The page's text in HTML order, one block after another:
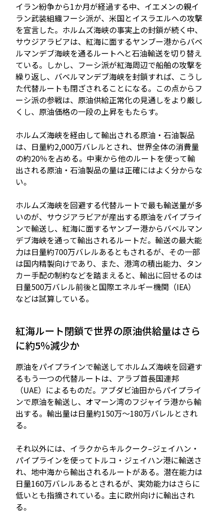
イラン紛争から1か月が経過する中、イエメンの親イ
ラン武装組織フーシ派が、米国とイスラエルへの攻撃
を宣言した。ホルムズ海峡の事実上の封鎖が続く中、
サウジアラビアは、紅海に面するヤンブー港からバベ
ルマンデブ海峡を通るルートへと石油輸送を切り替え
ている。しかし、フーシ派が紅海周辺で船舶の攻撃を
繰り返し、バベルマンデブ海峡を封鎖すれば、こうし
た代替ルートも閉ざされることになる。この点からフ
ーシ派の参戦は、原油供給正常化の見通しをより厳し
くし、原油価格の一段の上昇をもたらす。
ホルムズ海峡を経由して輸出される原油・石油製品
は、日量約2,000万バレルとされ、世界全体の消費量
の約20％を占める。中東から他のルートを使って輸
出される原油・石油製品の量は正確にはよく分からな
い。
ホルムズ海峡を回避する代替ルートで最も輸送量が多
いのが、サウジアラビアが産出する原油をパイプライ
ンで輸送し、紅海に面するヤンブー港からバベルマン
デブ海峡を通って輸出されるルートだ。輸送の最大能
力は日量約700万バレルあるともされるが、その一部
は国内精製向けであり、また、港湾の積出能力、タン
カー手配の制約などを踏まえると、輸出に回せるのは
日量500万バレル前後と国際エネルギー機関（IEA）
などは試算している。
紅海ルート閉鎖で世界の原油供給量はさら
に約5％減少か
原油をパイプラインで輸送してホルムズ海峡を回避す
るもう一つの代替ルートは、アラブ首長国連邦
（UAE）によるものだ。アブダビ油田からパイプライ
ンで原油を輸送し、オマーン湾のフジャイラ港から輸
出する。輸出量は日量約150万～180万バレルとされ
る。
それ以外には、イラクからキルクーク–ジェイハン・
パイプラインを使ってトルコ・ジェイハン港に輸送さ
れ、地中海から輸出されるルートがある。潜在能力は
日量160万バレルあるとされるが、実効能力はさらに
低いとも指摘されている。主に欧州向けに輸出され
る。